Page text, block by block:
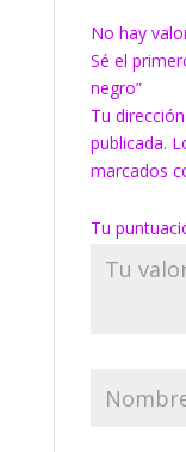
No hay
Sé el
negro”
Tu
publicada.
marcados
Tu